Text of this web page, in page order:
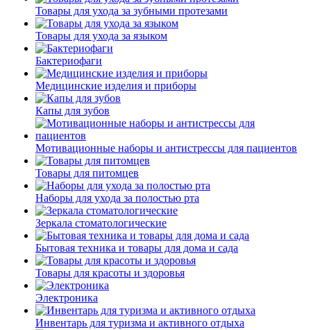
Товары для ухода за зубными протезами
Товары для ухода за языком
Бактериофаги
Медицинские изделия и приборы
Капы для зубов
Мотивационные наборы и антистрессы для пациентов
Товары для питомцев
Наборы для ухода за полостью рта
Зеркала стоматологические
Бытовая техника и товары для дома и сада
Товары для красоты и здоровья
Электроника
Инвентарь для туризма и активного отдыха